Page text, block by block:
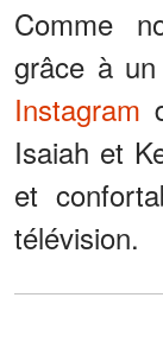
Comme
grâce à
Instagram
Isaiah et
et
télévision.